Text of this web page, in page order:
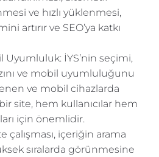
ve hızlı yüklenmesi,
artırır ve SEO’ya katkı
Uyumluluk: İYS’nin seçimi,
ve mobil uyumluluğunu
ve mobil cihazlarda
site, hem kullanıcılar hem
için önemlidir.
çalışması, içeriğin arama
sıralarda görünmesine